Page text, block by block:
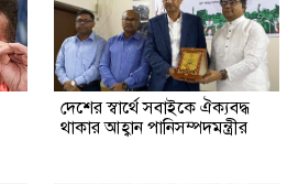
দেশের স্বার্থে সবাইকে ঐক্যবদ্ধ
থাকার আহ্বান পানিসম্পদমন্ত্রীর